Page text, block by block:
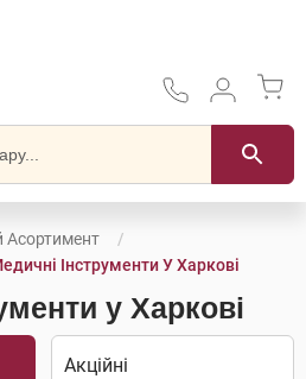
Асортимент
Інструменти У Харкові
у Харкові